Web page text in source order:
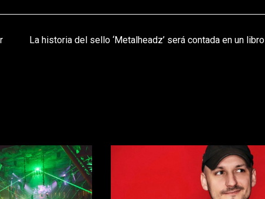
La historia del sello ‘Metalheadz’ será contada en un libro